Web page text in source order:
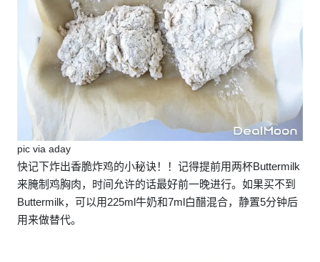
pic via aday
快记下炸出香脆炸鸡的小秘诀！！记得提前用两杯Buttermilk
来腌制鸡胸肉，时间允许的话最好前一晚进行。如果买不到
Buttermilk，可以用225ml牛奶和7ml白醋混合，静置5分钟后
用来做替代。